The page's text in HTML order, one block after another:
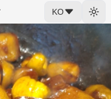
KO